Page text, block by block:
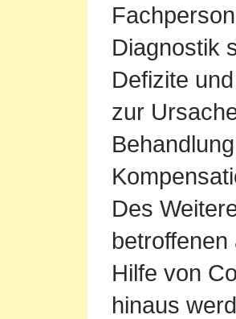
Diagnostik
Defizite
zur
Des
betroffenen
Hilfe von
hinaus